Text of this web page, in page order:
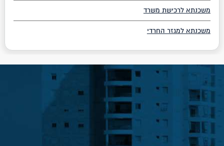
משכנתא לרכישת משרד
משכנתא למגזר החרדי